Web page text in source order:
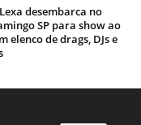
desembarca no
SP para show ao
elenco de drags, DJs e